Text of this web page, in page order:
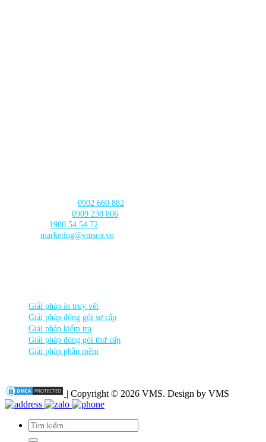
0902 660 882
0909 238 806
1900 54 54 72
marketing@vmsco.vn
Giải pháp in truy vết
Giải pháp đóng gói sơ cấp
Giải pháp kiểm tra
Giải pháp đóng gói thứ cấp
Giải pháp phần mềm
| Copyright © 2026 VMS. Design by VMS
Tìm
kiếm: